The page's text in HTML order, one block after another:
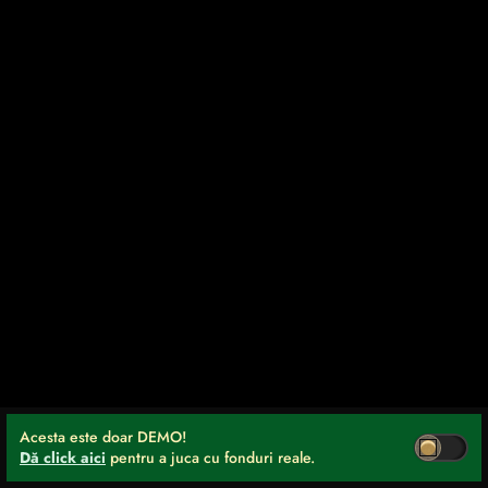
Acesta este doar DEMO!
Dă click aici pentru a juca cu fonduri reale.